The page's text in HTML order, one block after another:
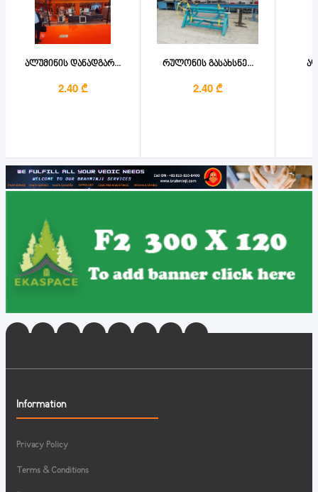
ალუმინის დანადგარ...
2.40 ₾
რულონის გასახსნე...
2.40 ₾
Information
Privacy Policy
Terms & Conditions